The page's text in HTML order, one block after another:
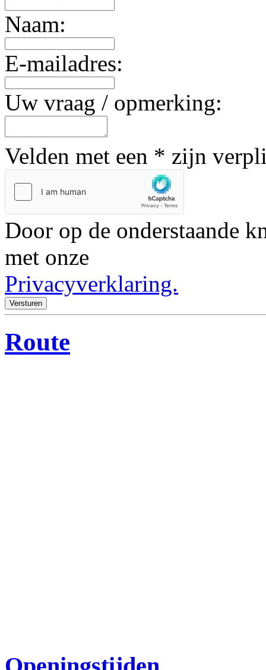
Naam:
E-mailadres:
Uw vraag / opmerking:
Velden met een * zijn
Door op de onderstaande
met onze
Privacyverklaring.
Versturen
Route